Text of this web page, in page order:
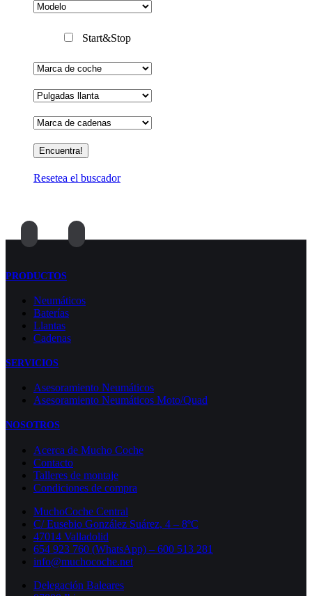
Start&Stop
Resetea el buscador
PRODUCTOS
Neumáticos
Baterías
Llantas
Cadenas
SERVICIOS
Asesoramiento Neumáticos
Asesoramiento Neumáticos Moto/Quad
NOSOTROS
Acerca de Mucho Coche
Contacto
Talleres de montaje
Condiciones de compra
MuchoCoche Central
C/ Eusebio González Suárez, 4 – 8ºC
47014 Valladolid
654 923 760 (WhatsApp) – 600 513 281
info@muchocoche.net
Delegación Baleares